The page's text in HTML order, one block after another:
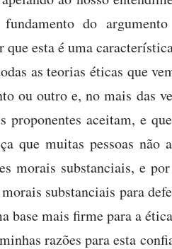
do
esta é uma
as teorias éticas que
ou outro e, no mais das
proponentes aceitam, e
que muitas pessoas não
morais substanciais, e
substanciais para
base mais firme para a
razões para esta